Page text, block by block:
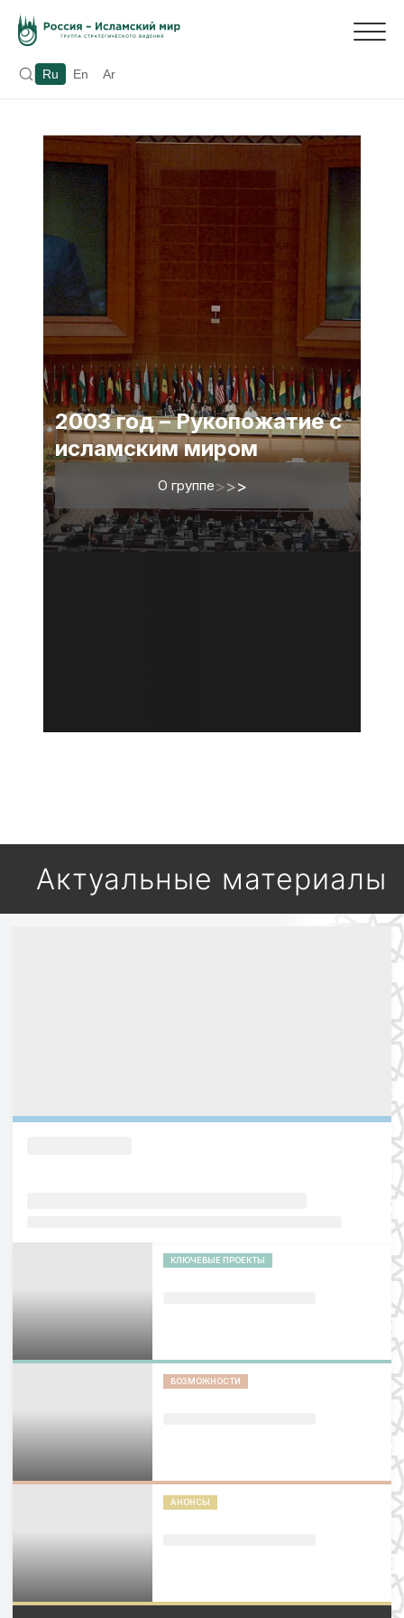
Ru En Ar
2003 год – Рукопожатие с
исламским миром
О группе>>>
Актуальные материалы
КЛЮЧЕВЫЕ ПРОЕКТЫ
ВОЗМОЖНОСТИ
АНОНСЫ